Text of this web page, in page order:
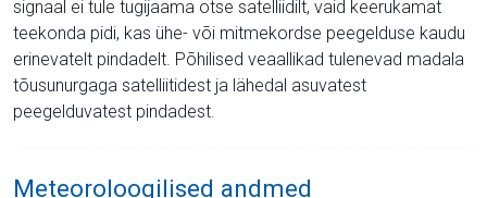
signaal ei tule tugijaama otse satelliidilt, vaid keerukamat
teekonda pidi, kas ühe- või mitmekordse peegelduse kaudu
erinevatelt pindadelt. Põhilised veaallikad tulenevad madala
tõusunurgaga satelliitidest ja lähedal asuvatest
peegelduvatest pindadest.
Meteoroloogilised andmed